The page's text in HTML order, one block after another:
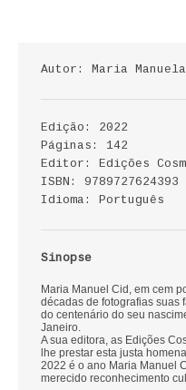
ECONOMIA, GESTÃO,
ENSINO
ANÁLISE DA ACÇÃO
COLEÇÃO PONTO E
HISTÓRIA
HISTÓRIA DE
PRÉ-HISTÓRIA
Autor: Maria
Edição: 2022
Páginas: 142
Editor: Edições
ISBN: 9789727624393
Idioma: Português
Sinopse
Maria Manuel Cid, em cem
décadas de fotografias suas
do centenário do seu
Janeiro.
A sua editora, as Edições
lhe prestar esta justa
2022 é o ano Maria Manuel
merecido reconhecimento